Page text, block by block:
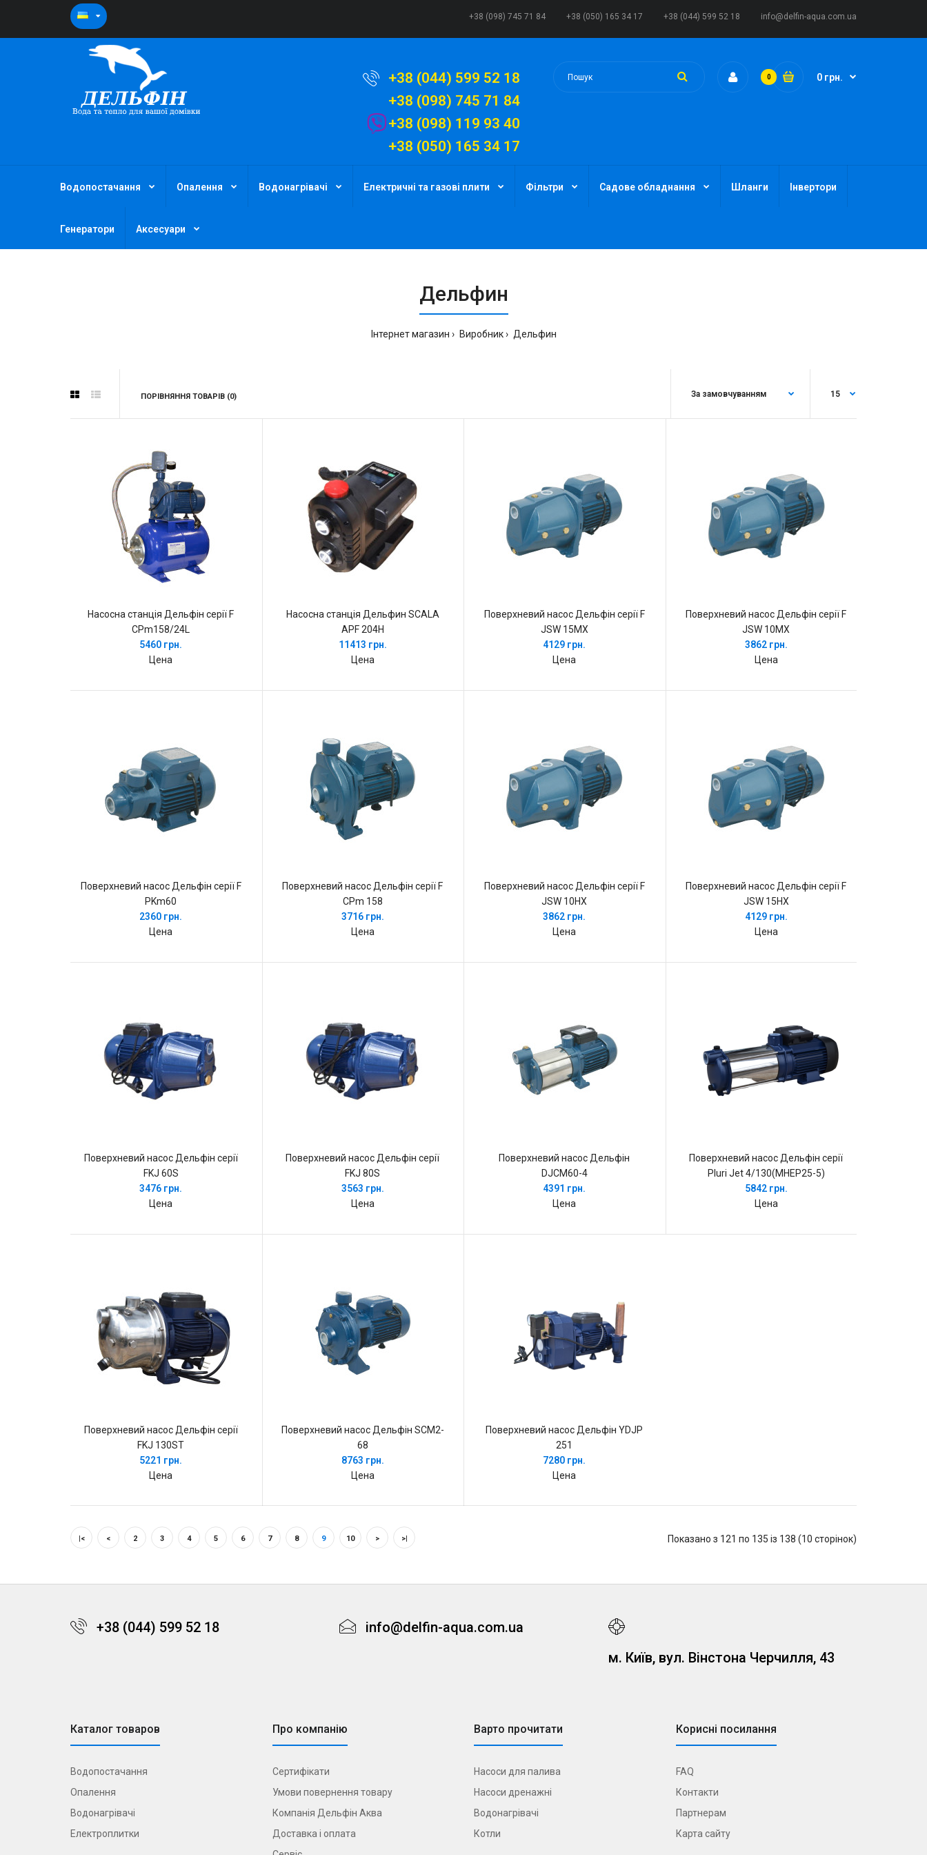
+38 (098) 745 71 84 +38 (050) 165 34 17 +38 (044) 599 52 18 info@delfin-aqua.com.ua
+38 (044) 599 52 18
+38 (098) 745 71 84
+38 (098) 119 93 40
+38 (050) 165 34 17
0 0 грн.
Водопостачання Опалення Водонагрівачі Електричні та газові плити Фільтри Садове обладнання Шланги Інвертори
Генератори Аксесуари
Дельфин
Інтернет магазин Виробник Дельфин
ПОРІВНЯННЯ ТОВАРІВ (0)
Насосна станція Дельфін серії F
CPm158/24L
5460 грн.
Цена
Насосна станція Дельфин SCALA
APF 204H
11413 грн.
Цена
Поверхневий насос Дельфін серії F
JSW 15MX
4129 грн.
Цена
Поверхневий насос Дельфін серії F
JSW 10MX
3862 грн.
Цена
Поверхневий насос Дельфін серії F
PKm60
2360 грн.
Цена
Поверхневий насос Дельфін серії F
CPm 158
3716 грн.
Цена
Поверхневий насос Дельфін серії F
JSW 10HX
3862 грн.
Цена
Поверхневий насос Дельфін серії F
JSW 15HX
4129 грн.
Цена
Поверхневий насос Дельфін серії
FKJ 60S
3476 грн.
Цена
Поверхневий насос Дельфін серії
FKJ 80S
3563 грн.
Цена
Поверхневий насос Дельфін
DJCM60-4
4391 грн.
Цена
Поверхневий насос Дельфін серії
Pluri Jet 4/130(MHEP25-5)
5842 грн.
Цена
Поверхневий насос Дельфін серії
FKJ 130ST
5221 грн.
Цена
Поверхневий насос Дельфін SCM2-
68
8763 грн.
Цена
Поверхневий насос Дельфін YDJP
251
7280 грн.
Цена
|< < 2 3 4 5 6 7 8 9 10 > >| Показано з 121 по 135 із 138 (10 сторінок)
+38 (044) 599 52 18
info@delfin-aqua.com.ua
м. Київ, вул. Вінстона Черчилля, 43
Каталог товаров
Водопостачання
Опалення
Водонагрівачі
Електроплитки
Про компанію
Сертифікати
Умови повернення товару
Компанія Дельфін Аква
Доставка і оплата
Варто прочитати
Насоси для палива
Насоси дренажні
Водонагрівачі
Котли
Корисні посилання
FAQ
Контакти
Партнерам
Карта сайту